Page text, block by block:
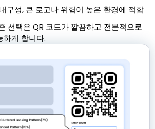
구성, 큰 로고나 위험이 높은 환경에 적합
선택은 QR 코드가 깔끔하고 전문적으로
하게 합니다.